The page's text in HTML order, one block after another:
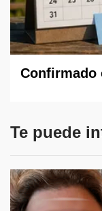
Confirmado
Te puede